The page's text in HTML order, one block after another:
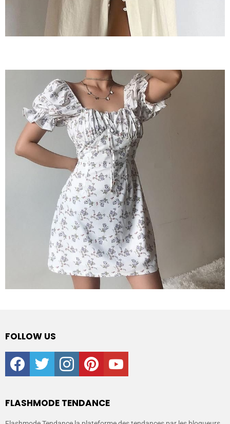
FOLLOW US
facebooktwitter instagrampinterestyoutube
FLASHMODE TENDANCE